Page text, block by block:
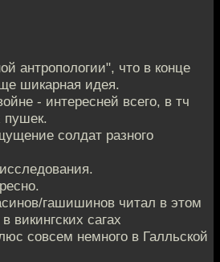
антропологии", что в конце
шикарная идея.
- интересней всего, в тч
пушек.
солдат разного
гашишинов читал в этом
викингских сагах
совсем немного в Галльской